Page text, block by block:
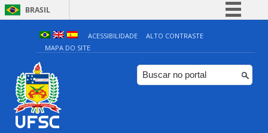
BRASIL
Simplifique!
Comunica BR
Participe
ACESSIBILIDADE
ALTO CONTRASTE
MAPA DO SITE